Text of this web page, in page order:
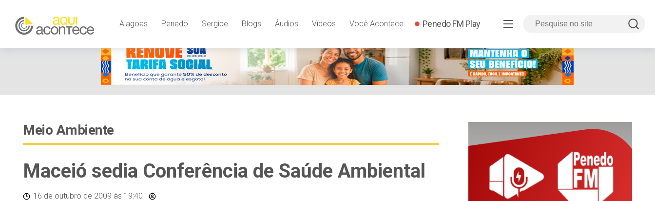
Alagoas Penedo Sergipe Blogs Áudios Vídeos Você Acontece Penedo FM Play
Meio Ambiente
Maceió sedia Conferência de Saúde Ambiental
16 de outubro de 2009 às 19:40